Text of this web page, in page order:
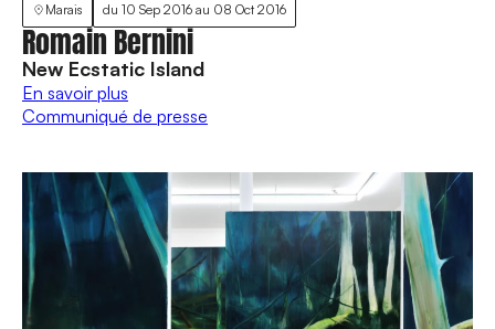
Marais du 10 Sep 2016 au 08 Oct 2016
Romain Bernini
New Ecstatic Island
En savoir plus
Communiqué de presse